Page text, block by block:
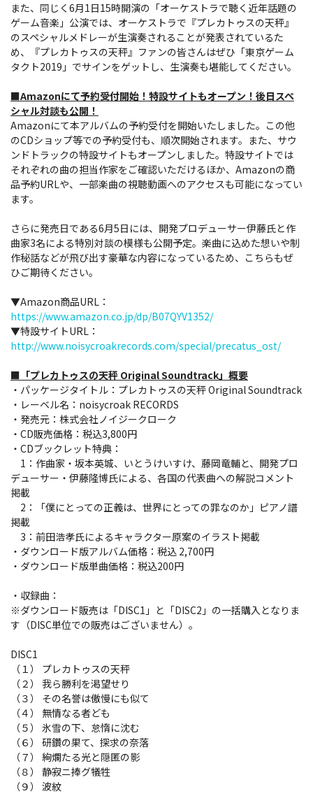
また、同じく6月1日15時開演の「オーケストラで聴く近年話題の
ゲーム音楽」公演では、オーケストラで『プレカトゥスの天秤』
のスペシャルメドレーが生演奏されることが発表されているた
め、『プレカトゥスの天秤』ファンの皆さんはぜひ「東京ゲーム
タクト2019」でサインをゲットし、生演奏も堪能してください。
■Amazonにて予約受付開始！特設サイトもオープン！後日スペ
シャル対談も公開！
Amazonにて本アルバムの予約受付を開始いたしました。この他
のCDショップ等での予約受付も、順次開始されます。また、サウ
ンドトラックの特設サイトもオープンしました。特設サイトでは
それぞれの曲の担当作家をご確認いただけるほか、Amazonの商
品予約URLや、一部楽曲の視聴動画へのアクセスも可能になってい
ます。
さらに発売日である6月5日には、開発プロデューサー伊藤氏と作
曲家3名による特別対談の模様も公開予定。楽曲に込めた想いや制
作秘話などが飛び出す豪華な内容になっているため、こちらもぜ
ひご期待ください。
▼Amazon商品URL：
https://www.amazon.co.jp/dp/B07QYV1352/
▼特設サイトURL：
http://www.noisycroakrecords.com/special/precatus_ost/
■「プレカトゥスの天秤 Original Soundtrack」概要
・パッケージタイトル：プレカトゥスの天秤 Original Soundtrack
・レーベル名：noisycroak RECORDS
・発売元：株式会社ノイジークローク
・CD販売価格：税込3,800円
・CDブックレット特典：
1：作曲家・坂本英城、いとうけいすけ、藤岡竜輔と、開発プロ
デューサー・伊藤隆博氏による、各国の代表曲への解説コメント
掲載
2：「僕にとっての正義は、世界にとっての罪なのか」ピアノ譜
掲載
3：前田浩孝氏によるキャラクター原案のイラスト掲載
・ダウンロード版アルバム価格：税込 2,700円
・ダウンロード版単曲価格：税込200円
・収録曲：
※ダウンロード販売は「DISC1」と「DISC2」の一括購入となりま
す（DISC単位での販売はございません）。
DISC1
（１） プレカトゥスの天秤
（２） 我ら勝利を渇望せり
（３） その名誉は傲慢にも似て
（４） 無情なる者ども
（５） 氷雪の下、怠惰に沈む
（６） 研鑽の果て、探求の奈落
（７） 絢爛たる光と隠匿の影
（８） 静寂ニ捧グ犠牲
（９） 波紋